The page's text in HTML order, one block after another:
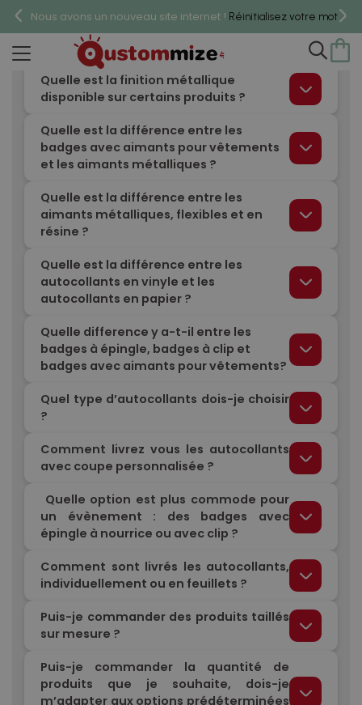
Nous avons un nouveau site internet ! Réinitialisez votre mot de
QUESTIONS SUR LES PRODUITS
Puis-je commander des échantillons ?
Quelle est la finition métallique
disponible sur certains produits ?
Quelle est la différence entre les
badges avec aimants pour vêtements
et les aimants métalliques ?
Quelle est la différence entre les
aimants métalliques, flexibles et en
résine ?
Quelle est la différence entre les
autocollants en vinyle et les
autocollants en papier ?
Quelle difference y a-t-il entre les
badges à épingle, badges à clip et
badges avec aimants pour vêtements?
Quel type d’autocollants dois-je choisir
?
Comment livrez vous les autocollants
avec coupe personnalisée ?
Quelle option est plus commode pour
un évènement : des badges avec
épingle à nourrice ou avec clip ?
Comment sont livrés les autocollants,
individuellement ou en feuillets ?
Puis-je commander des produits taillés
sur mesure ?
Puis-je commander la quantité de
produits que je souhaite, dois-je
m’adapter aux options prédéterminées